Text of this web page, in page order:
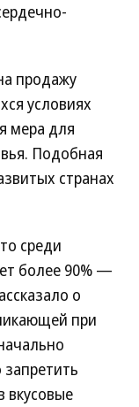
продажу
условиях
мера для
Подобная
странах
среди
более 90% —
о
при
вкусовые